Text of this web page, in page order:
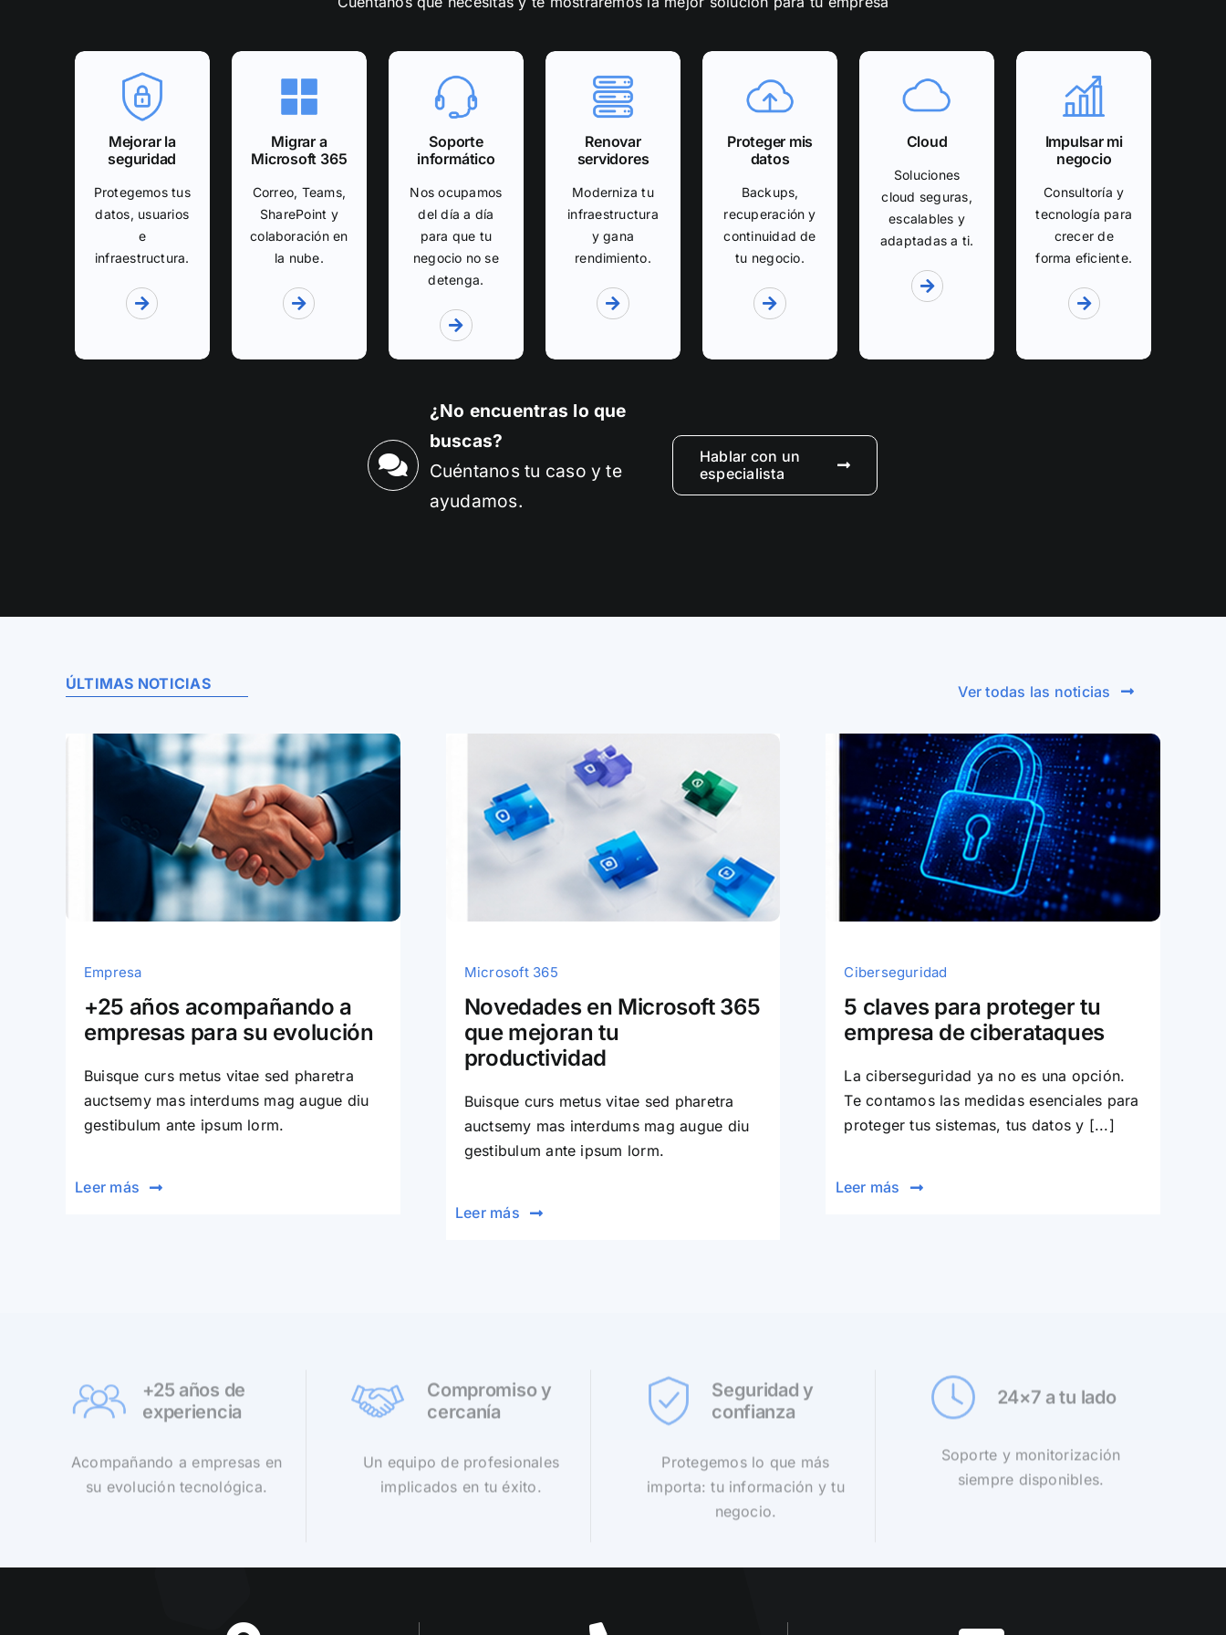
Mejorar la
seguridad
Protegemos tus
datos, usuarios
e
infraestructura.
Migrar a
Microsoft 365
Correo, Teams,
SharePoint y
colaboración en
la nube.
Soporte
informático
Nos ocupamos
del día a día
para que tu
negocio no se
detenga.
Renovar
servidores
Moderniza tu
infraestructura
y gana
rendimiento.
Proteger mis
datos
Backups,
recuperación y
continuidad de
tu negocio.
Cloud
Soluciones
cloud seguras,
escalables y
adaptadas a ti.
Impulsar mi
negocio
Consultoría y
tecnología para
crecer de
forma eficiente.
¿No encuentras lo que
buscas?
Cuéntanos tu caso y te
ayudamos.
Hablar con un
especialista
ÚLTIMAS NOTICIAS Ver todas las noticias
Empresa
+25 años acompañando a
empresas para su evolución
Buisque curs metus vitae sed pharetra
auctsemy mas interdums mag augue diu
gestibulum ante ipsum lorm.
Leer más
Microsoft 365
Novedades en Microsoft 365
que mejoran tu
productividad
Buisque curs metus vitae sed pharetra
auctsemy mas interdums mag augue diu
gestibulum ante ipsum lorm.
Leer más
Ciberseguridad
5 claves para proteger tu
empresa de ciberataques
La ciberseguridad ya no es una opción.
Te contamos las medidas esenciales para
proteger tus sistemas, tus datos y [...]
Leer más
+25 años de
experiencia
Acompañando a empresas en
su evolución tecnológica.
Compromiso y
cercanía
Un equipo de profesionales
implicados en tu éxito.
Seguridad y
confianza
Protegemos lo que más
importa: tu información y tu
negocio.
24×7 a tu lado
Soporte y monitorización
siempre disponibles.